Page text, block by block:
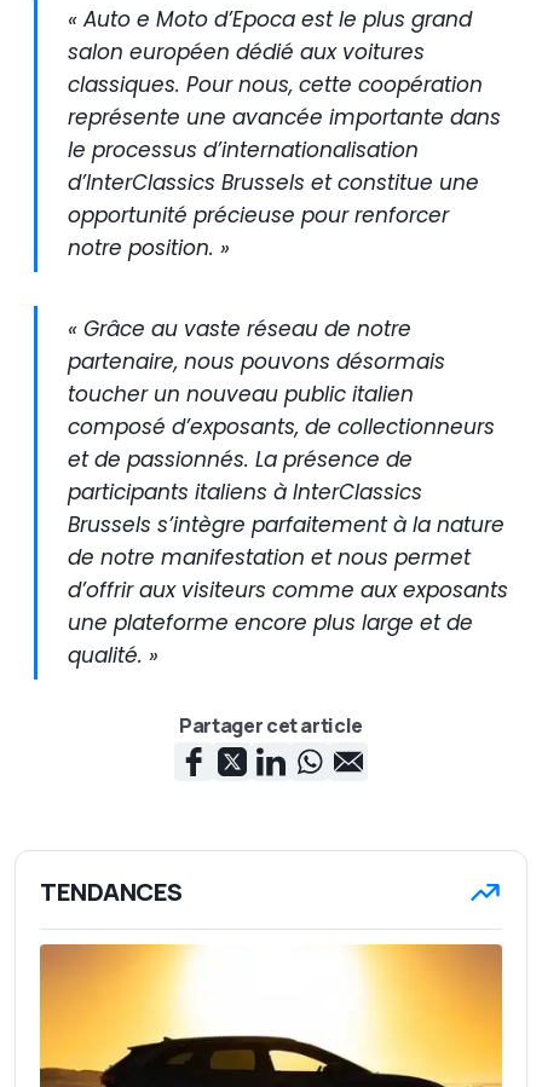
« Auto e Moto d’Epoca est le plus grand
salon européen dédié aux voitures
classiques. Pour nous, cette coopération
représente une avancée importante dans
le processus d’internationalisation
d’InterClassics Brussels et constitue une
opportunité précieuse pour renforcer
notre position. »
« Grâce au vaste réseau de notre
partenaire, nous pouvons désormais
toucher un nouveau public italien
composé d’exposants, de collectionneurs
et de passionnés. La présence de
participants italiens à InterClassics
Brussels s’intègre parfaitement à la nature
de notre manifestation et nous permet
d’offrir aux visiteurs comme aux exposants
une plateforme encore plus large et de
qualité. »
Partager cet article
TENDANCES